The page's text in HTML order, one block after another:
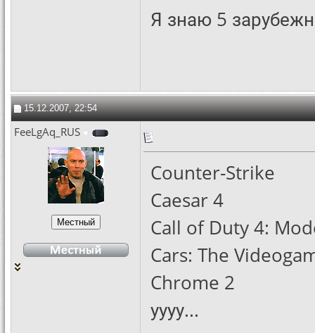
Я знаю 5
15.12.2007, 22:54
FeeLgAq_RUS
Counter-Strike
Caesar 4
Call of Duty 4:
Cars: The
Chrome 2
уууу...